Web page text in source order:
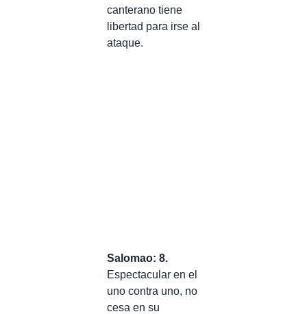
canterano tiene
libertad para irse al
ataque.
Salomao: 8.
Espectacular en el
uno contra uno, no
cesa en su